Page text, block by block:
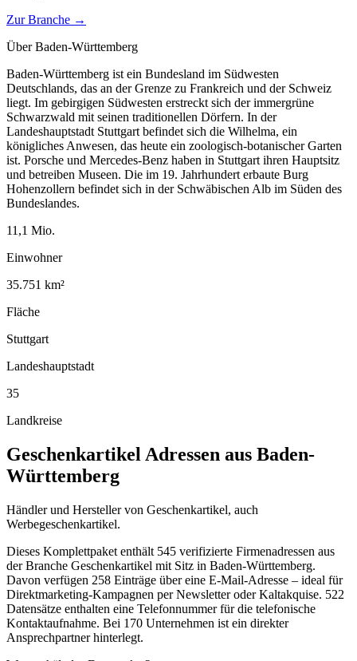
Zur Branche →
ÜberBaden-Württemberg
Baden-Württemberg ist ein Bundesland im Südwesten
Deutschlands, das an der Grenze zu Frankreich und der Schweiz
liegt. Im gebirgigen Südwesten erstreckt sich der immergrüne
Schwarzwald mit seinen traditionellen Dörfern. In der
Landeshauptstadt Stuttgart befindet sich die Wilhelma, ein
königliches Anwesen, das heute ein zoologisch-botanischer Garten
ist. Porsche und Mercedes-Benz haben in Stuttgart ihren Hauptsitz
und betreiben Museen. Die im 19. Jahrhundert erbaute Burg
Hohenzollern befindet sich in der Schwäbischen Alb im Süden des
Bundeslandes.
11,1 Mio.
Einwohner
35.751 km²
Fläche
Stuttgart
Landeshauptstadt
35
Landkreise
Geschenkartikel Adressen aus Baden-
Württemberg
Händler und Hersteller von Geschenkartikel, auch
Werbegeschenkartikel.
Dieses Komplettpaket enthält 545 verifizierte Firmenadressen aus
der Branche Geschenkartikel mit Sitz in Baden-Württemberg.
Davon verfügen 258 Einträge über eine E-Mail-Adresse – ideal für
Direktmarketing-Kampagnen per Newsletter oder Kaltakquise. 522
Datensätze enthalten eine Telefonnummer für die telefonische
Kontaktaufnahme. Bei 170 Unternehmen ist ein direkter
Ansprechpartner hinterlegt.